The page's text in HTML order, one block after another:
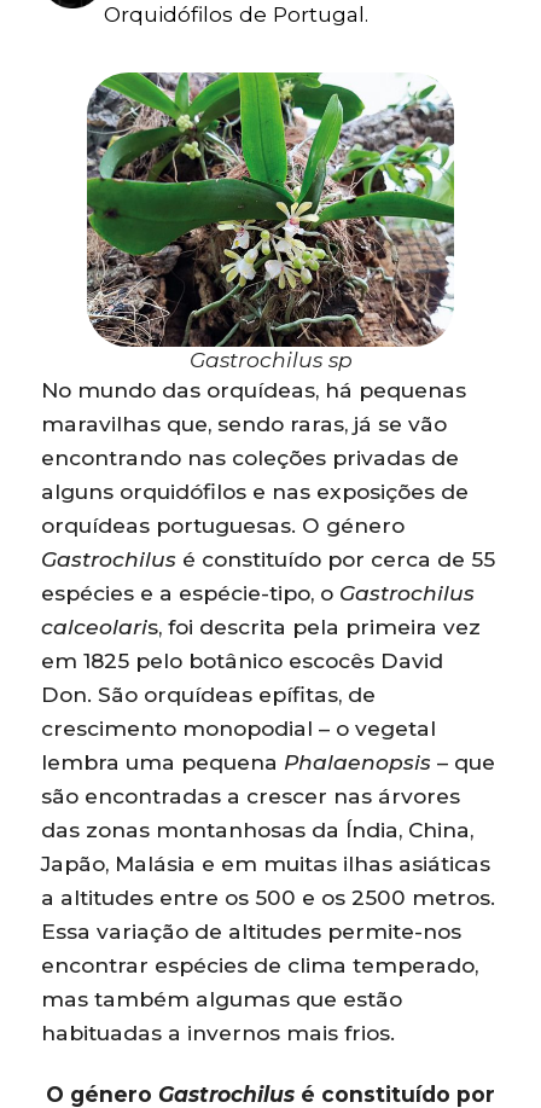
Orquidófilos de Portugal.
Gastrochilus sp
No mundo das orquídeas, há pequenas
maravilhas que, sendo raras, já se vão
encontrando nas coleções privadas de
alguns orquidófilos e nas exposições de
orquídeas portuguesas. O género
Gastrochilus é constituído por cerca de 55
espécies e a espécie-tipo, o Gastrochilus
calceolaris, foi descrita pela primeira vez
em 1825 pelo botânico escocês David
Don. São orquídeas epífitas, de
crescimento monopodial – o vegetal
lembra uma pequena Phalaenopsis – que
são encontradas a crescer nas árvores
das zonas montanhosas da Índia, China,
Japão, Malásia e em muitas ilhas asiáticas
a altitudes entre os 500 e os 2500 metros.
Essa variação de altitudes permite-nos
encontrar espécies de clima temperado,
mas também algumas que estão
habituadas a invernos mais frios.
O género Gastrochilus é constituído por